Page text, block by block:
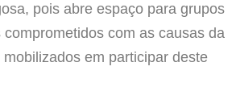
pois abre espaço para grupos
com as causas da
em participar deste